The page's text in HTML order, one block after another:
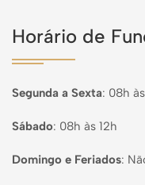
Horário de
Segunda a Sexta: 08h
Sábado: 08h às 12h
Domingo e Feriados: